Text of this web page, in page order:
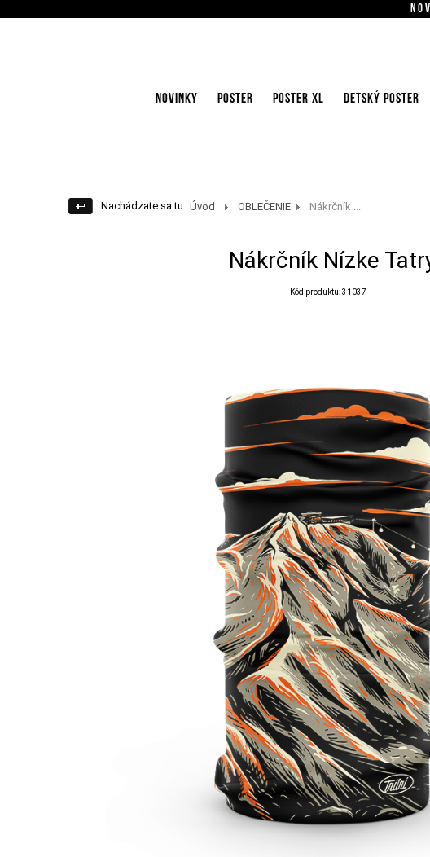
NOVINKY POSTER POSTER XL DETSKÝ POSTER
Nachádzate sa tu: Úvod OBLEČENIE Nákrčník ...
Nákrčník Nízke
Kód produktu: 31037